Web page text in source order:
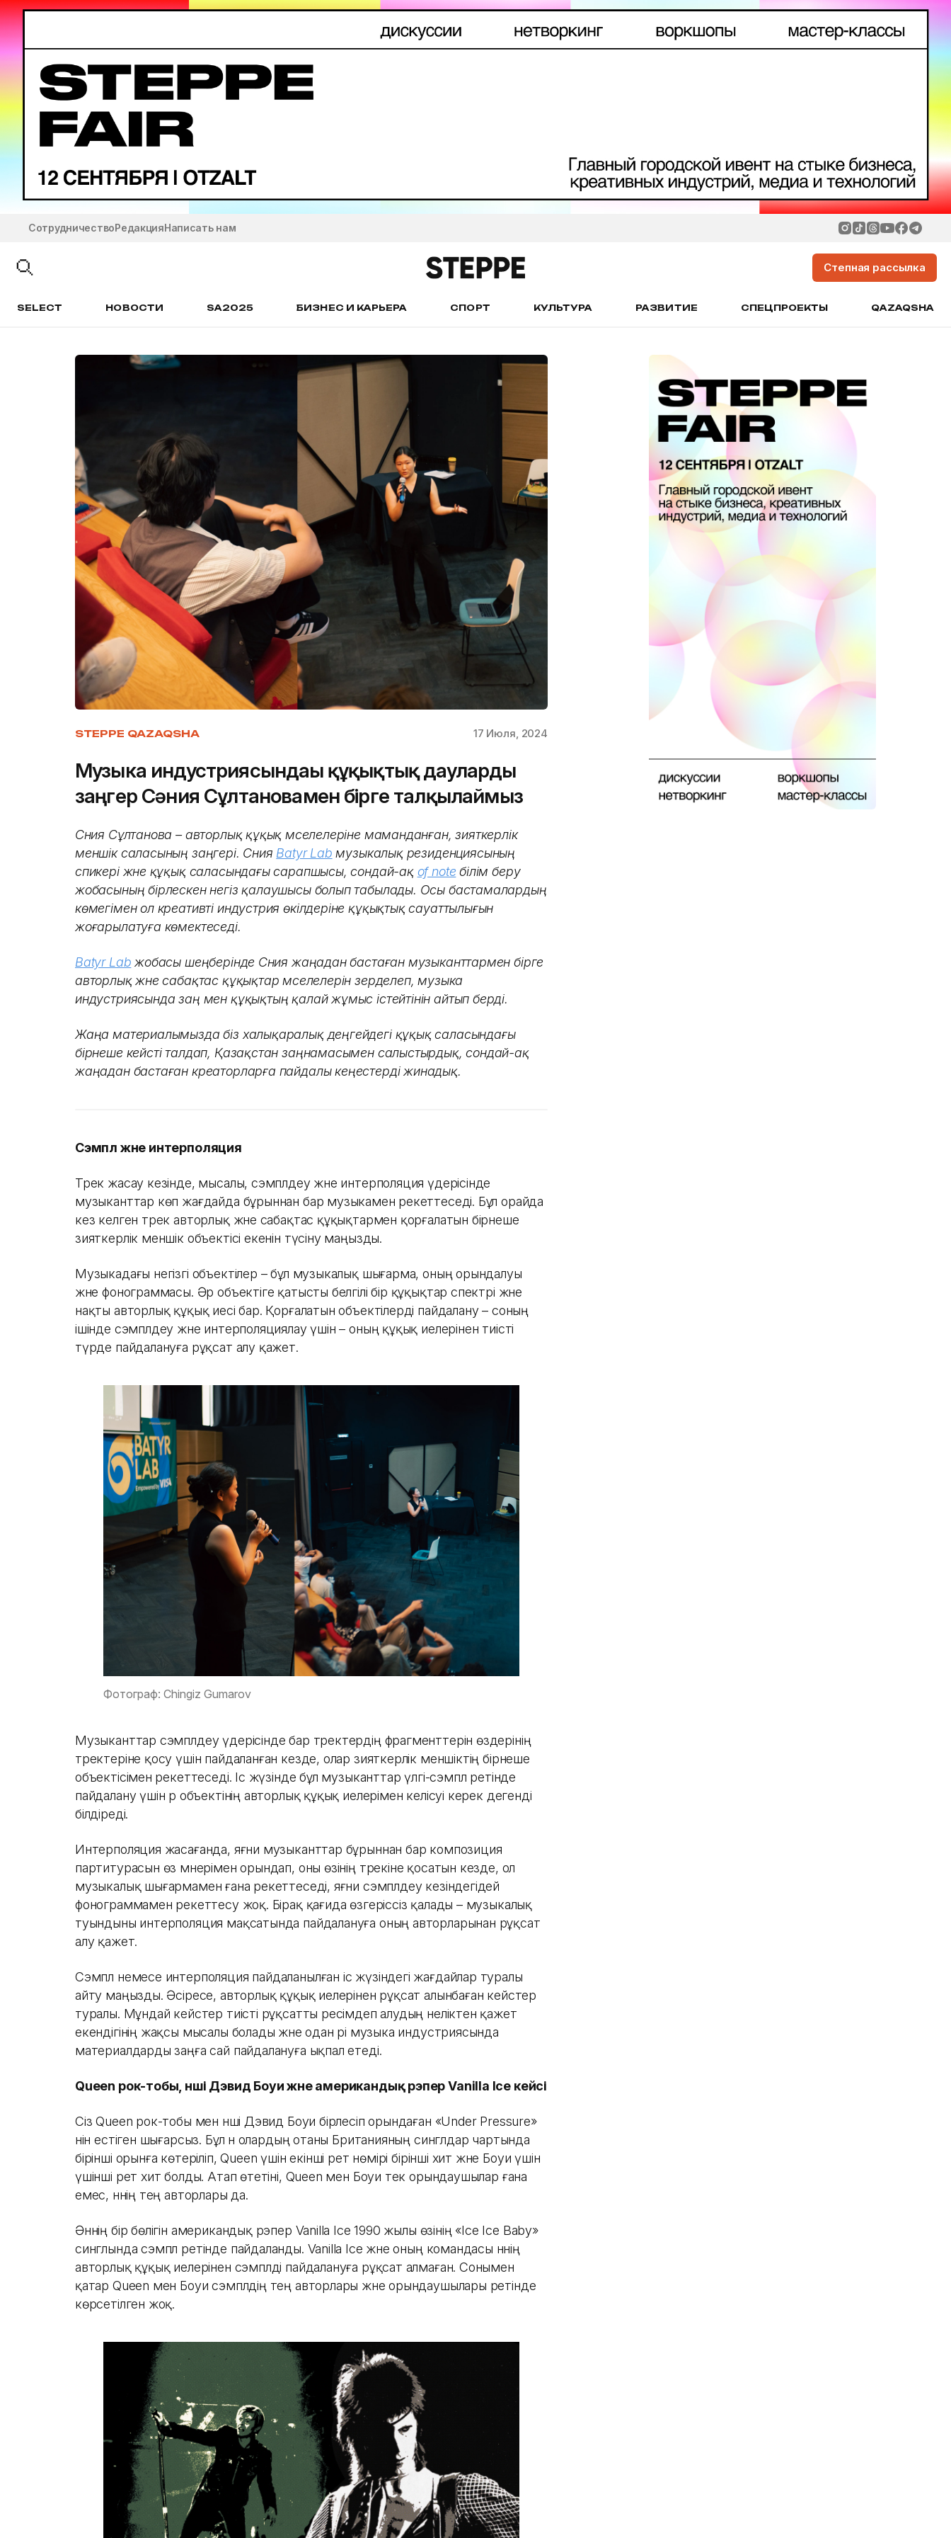
СотрудничествоРедакцияНаписать нам
Степная рассылка
SELECT НОВОСТИ SA2025 БИЗНЕС И КАРЬЕРА СПОРТ КУЛЬТУРА РАЗВИТИЕ СПЕЦПРОЕКТЫ QAZAQSHA
STEPPE QAZAQSHA 17 Июля, 2024
Музыка индустриясындағы құқықтық дауларды
заңгер Сәния Сұлтановамен бірге талқылаймыз
Сәния Сұлтанова – авторлық құқық мәселелеріне маманданған, зияткерлік
меншік саласының заңгері. Сәния Batyr Lab музыкалық резиденциясының
спикері және құқық саласындағы сарапшысы, сондай-ақ of note білім беру
жобасының бірлескен негіз қалаушысы болып табылады. Осы бастамалардың
көмегімен ол креативті индустрия өкілдеріне құқықтық сауаттылығын
жоғарылатуға көмектеседі.
Batyr Lab жобасы шеңберінде Сәния жаңадан бастаған музыканттармен бірге
авторлық және сабақтас құқықтар мәселелерін зерделеп, музыка
индустриясында заң мен құқықтың қалай жұмыс істейтінін айтып берді.
Жаңа материалымызда біз халықаралық деңгейдегі құқық саласындағы
бірнеше кейсті талдап, Қазақстан заңнамасымен салыстырдық, сондай-ақ
жаңадан бастаған креаторларға пайдалы кеңестерді жинадық.
Сэмпл және интерполяция
Трек жасау кезінде, мысалы, сэмплдеу және интерполяция үдерісінде
музыканттар көп жағдайда бұрыннан бар музыкамен әрекеттеседі. Бұл орайда
кез келген трек авторлық және сабақтас құқықтармен қорғалатын бірнеше
зияткерлік меншік объектісі екенін түсіну маңызды.
Музыкадағы негізгі объектілер – бұл музыкалық шығарма, оның орындалуы
және фонограммасы. Әр объектіге қатысты белгілі бір құқықтар спектрі және
нақты авторлық құқық иесі бар. Қорғалатын объектілерді пайдалану – соның
ішінде сэмплдеу және интерполяциялау үшін – оның құқық иелерінен тиісті
түрде пайдалануға рұқсат алу қажет.
Фотограф: Chingiz Gumarov
Музыканттар сэмплдеу үдерісінде бар тректердің фрагменттерін өздерінің
тректеріне қосу үшін пайдаланған кезде, олар зияткерлік меншіктің бірнеше
объектісімен әрекеттеседі. Іс жүзінде бұл музыканттар үлгі-сэмпл ретінде
пайдалану үшін әр объектінің авторлық құқық иелерімен келісуі керек дегенді
білдіреді.
Интерполяция жасағанда, яғни музыканттар бұрыннан бар композиция
партитурасын өз мәнерімен орындап, оны өзінің трекіне қосатын кезде, ол
музыкалық шығармамен ғана әрекеттеседі, яғни сэмплдеу кезіндегідей
фонограммамен әрекеттесу жоқ. Бірақ қағида өзгеріссіз қалады – музыкалық
туындыны интерполяция мақсатында пайдалануға оның авторларынан рұқсат
алу қажет.
Сэмпл немесе интерполяция пайдаланылған іс жүзіндегі жағдайлар туралы
айту маңызды. Әсіресе, авторлық құқық иелерінен рұқсат алынбаған кейстер
туралы. Мұндай кейстер тиісті рұқсатты ресімдеп алудың неліктен қажет
екендігінің жақсы мысалы болады және одан әрі музыка индустриясында
материалдарды заңға сай пайдалануға ықпал етеді.
Queen рок-тобы, әнші Дэвид Боуи және американдық рэпер Vanilla Ice кейсі
Сіз Queen рок-тобы мен әнші Дэвид Боуи бірлесіп орындаған «Under Pressure»
әнін естіген шығарсыз. Бұл ән олардың отаны Британияның синглдар чартында
бірінші орынға көтеріліп, Queen үшін екінші рет нөмірі бірінші хит және Боуи үшін
үшінші рет хит болды. Атап өтетіні, Queen мен Боуи тек орындаушылар ғана
емес, әннің тең авторлары да.
Әннің бір бөлігін американдық рэпер Vanilla Ice 1990 жылы өзінің «Ice Ice Baby»
синглында сэмпл ретінде пайдаланды. Vanilla Ice және оның командасы әннің
авторлық құқық иелерінен сэмплді пайдалануға рұқсат алмаған. Сонымен
қатар Queen мен Боуи сэмплдің тең авторлары және орындаушылары ретінде
көрсетілген жоқ.